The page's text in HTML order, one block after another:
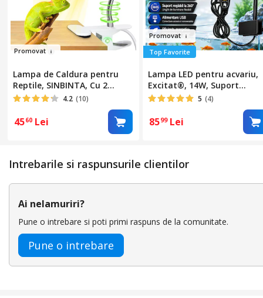
Promovat
Lampa de Caldura pentru
Reptile, SINBINTA, Cu 2
becuri (25W + 50W), Clema
pivotanta 360°, Reglare a
intensitatii, Tropical UVB 3.0,
Pentru rezervorul testoasei
4.2 (10)
4560 Lei
Promovat
Top Favorite
Lampa LED pentru acvariu,
Excitat®, 14W, Suport
reglabil la 360°, 10 niveluri
ajustare a luminozitatii,
temporizator 3/9/12h, Cu
adaptor, 26.5 × 18 × 8cm,
5 (4)
8599 Lei
Intrebarile si raspunsurile clientilor
Ai nelamuriri?
Pune o intrebare si poti primi raspuns de la comunitate.
Pune o intrebare